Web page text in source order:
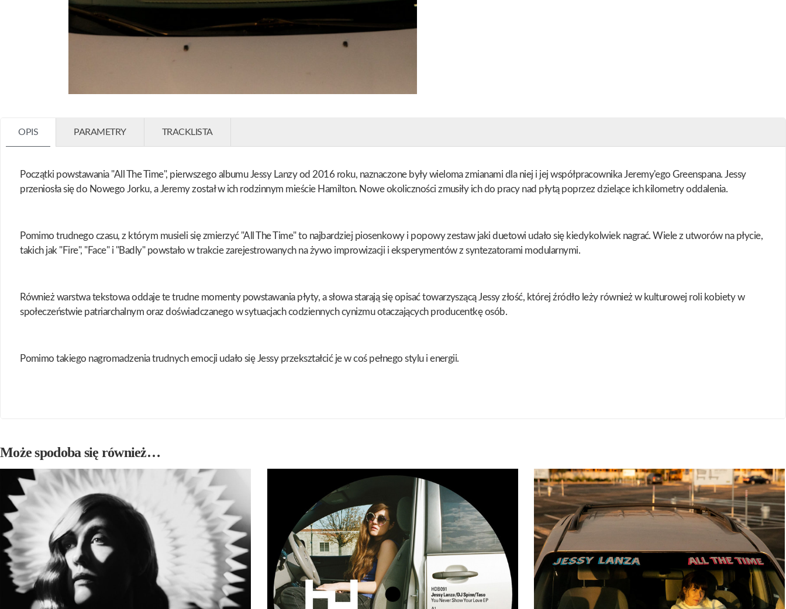
OPIS PARAMETRY TRACKLISTA
Początki powstawania "All The Time", pierwszego albumu Jessy Lanzy od 2016 roku, naznaczone były wieloma zmianami dla niej i jej współpracownika Jeremy'ego Greenspana. Jessy
przeniosła się do Nowego Jorku, a Jeremy został w ich rodzinnym mieście Hamilton. Nowe okoliczności zmusiły ich do pracy nad płytą poprzez dzielące ich kilometry oddalenia.
Pomimo trudnego czasu, z którym musieli się zmierzyć "All The Time" to najbardziej piosenkowy i popowy zestaw jaki duetowi udało się kiedykolwiek nagrać. Wiele z utworów na płycie,
takich jak "Fire", "Face" i "Badly" powstało w trakcie zarejestrowanych na żywo improwizacji i eksperymentów z syntezatorami modularnymi.
Również warstwa tekstowa oddaje te trudne momenty powstawania płyty, a słowa starają się opisać towarzyszącą Jessy złość, której źródło leży również w kulturowej roli kobiety w
społeczeństwie patriarchalnym oraz doświadczanego w sytuacjach codziennych cynizmu otaczających producentkę osób.
Pomimo takiego nagromadzenia trudnych emocji udało się Jessy przekształcić je w coś pełnego stylu i energii.
Może spodoba się również…